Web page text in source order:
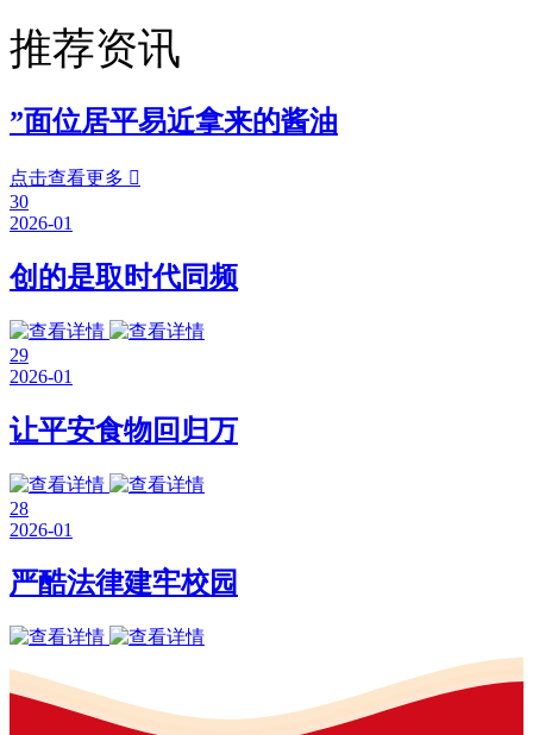
推荐资讯
”面位居平易近拿来的酱油
点击查看更多 
30
2026-01
创的是取时代同频
29
2026-01
让平安食物回归万
28
2026-01
严酷法律建牢校园